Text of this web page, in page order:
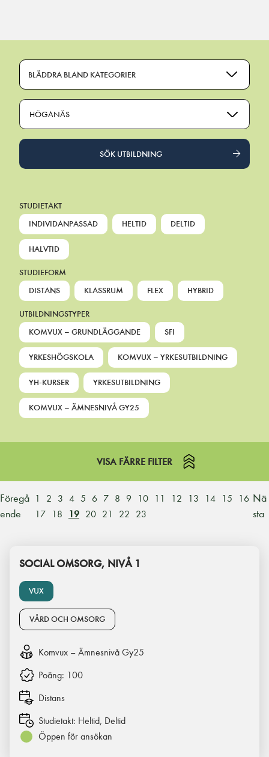
BLÄDDRA BLAND KATEGORIER
HÖGANÄS
SÖK UTBILDNING
STUDIETAKT
INDIVIDANPASSAD
HELTID DELTID
HALVTID
STUDIEFORM
DISTANS
KLASSRUM FLEX HYBRID
UTBILDNINGSTYPER
KOMVUX – GRUNDLÄGGANDE
SFI
YRKESHÖGSKOLA KOMVUX – YRKESUTBILDNING
YH-KURSER YRKESUTBILDNING
KOMVUX – ÄMNESNIVÅ GY25
VISA FÄRRE FILTER
Föregå
ende
1 2 3 4 5 6 7 8 9 10 11 12 13 14 15
16
17
18 19 20 21 22 23
Nä
sta
VUX
SOCIAL OMSORG, NIVÅ 1
VÅRD OCH OMSORG
Komvux – Ämnesnivå Gy25
Poäng: 100
Distans
Studietakt: Heltid, Deltid
Öppen för ansökan